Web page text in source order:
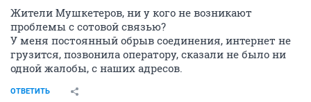
Жители Мушкетеров, ни у кого не возникают
проблемы с сотовой связью?
У меня постоянный обрыв соединения, интернет не
грузится, позвонила оператору, сказали не было ни
одной жалобы, с наших адресов.
ОТВЕТИТЬ